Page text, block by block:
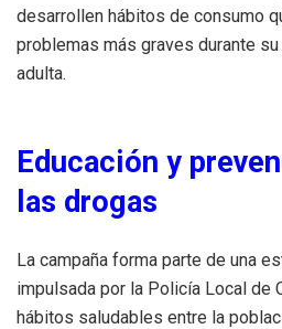
desarrollen hábitos de consumo
problemas más graves durante
adulta.
Educación y
las drogas
La campaña forma parte de una
impulsada por la Policía Local de
hábitos saludables entre la